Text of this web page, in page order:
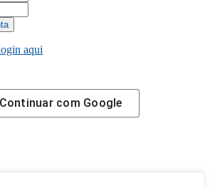
aqui
Continuar com Google